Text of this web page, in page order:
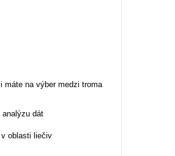
máte na výber medzi troma
analýzu dát
v oblasti liečiv